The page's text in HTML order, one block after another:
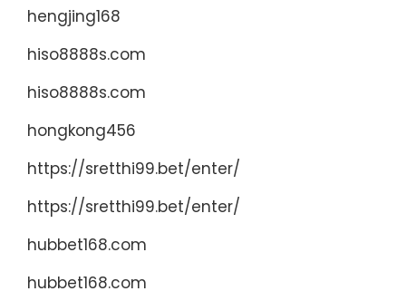
hengjing168
hiso8888s.com
hiso8888s.com
hongkong456
https://sretthi99.bet/enter/
https://sretthi99.bet/enter/
hubbet168.com
hubbet168.com